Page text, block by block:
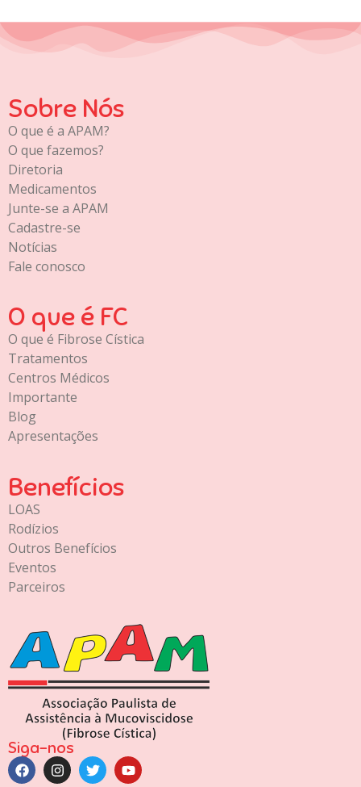
Sobre Nós
O que é a APAM?
O que fazemos?
Diretoria
Medicamentos
Junte-se a APAM
Cadastre-se
Notícias
Fale conosco
O que é FC
O que é Fibrose Cística
Tratamentos
Centros Médicos
Importante
Blog
Apresentações
Benefícios
LOAS
Rodízios
Outros Benefícios
Eventos
Parceiros
Siga-nos